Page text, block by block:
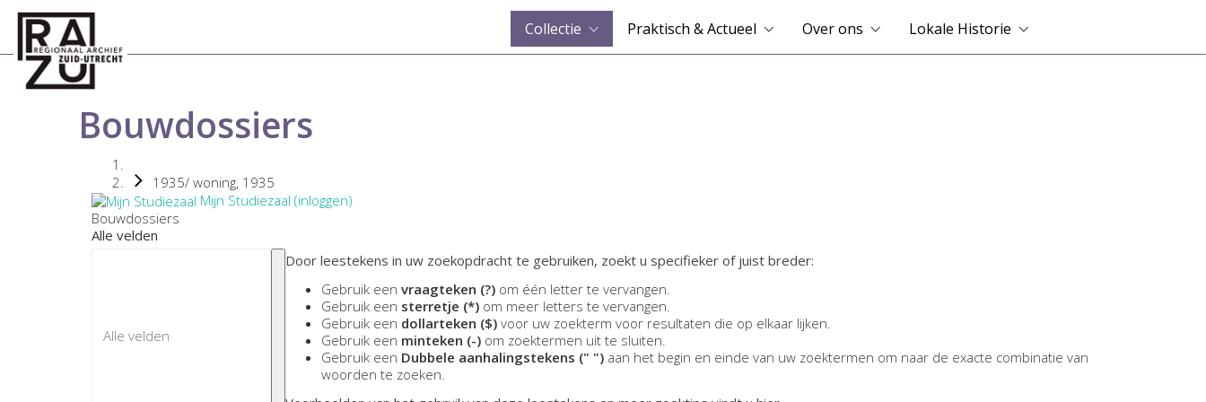
Collectie Praktisch & Actueel Over ons Lokale Historie
Bouwdossiers
1935/ woning, 1935
Mijn Studiezaal (inloggen)
Bouwdossiers
Alle velden
Door leestekens in uw zoekopdracht te gebruiken, zoekt u specifieker of juist breder:
Gebruik een vraagteken (?) om één letter te vervangen.
Gebruik een sterretje (*) om meer letters te vervangen.
Gebruik een dollarteken ($) voor uw zoekterm voor resultaten die op elkaar lijken.
Gebruik een minteken (-) om zoektermen uit te sluiten.
Gebruik een Dubbele aanhalingstekens (" ") aan het begin en einde van uw zoektermen om naar de exacte combinatie van
woorden te zoeken.